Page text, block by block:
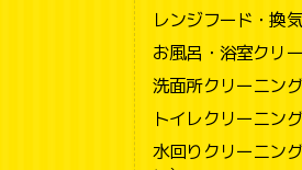
レンジフード・換
お風呂・浴室クリ
洗面所クリーニング
トイレクリーニング
水回りクリーニン